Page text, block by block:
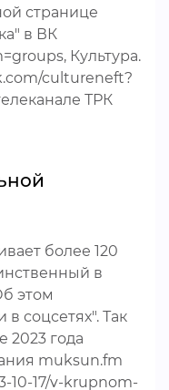
странице
в ВК
Культура.
cultureneft?
ТРК
более 120
в
этом
соцсетях". Так
2023 года
muksun.fm
10-17/v-krupnom-